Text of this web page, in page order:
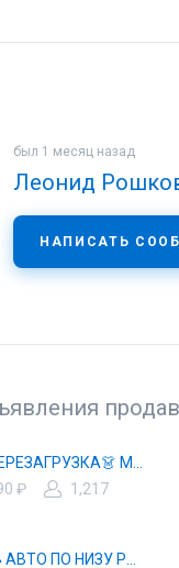
был 1 месяц назад
Леонид
НАПИСАТЬ
₽
1,217